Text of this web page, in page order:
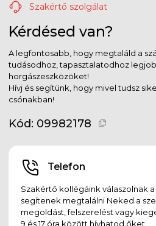
Szakértő szolgálat
Kérdésed van?
A legfontosabb, hogy megtaláld a
tudásodhoz, tapasztalatodhoz
horgászeszközöket!
Hívj és segítünk, hogy mivel tudsz
csónakban!
Kód: 09982178
Telefon
Szakértő kollégáink válaszolnak
segítenek megtalálni Neked a
megoldást, felszerelést vagy
9 és 17 óra között hívhatod őket.